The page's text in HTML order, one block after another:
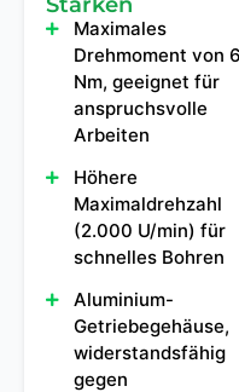
Maximales
Drehmoment von
Nm, geeignet für
anspruchsvolle
Arbeiten
Höhere
Maximaldrehzahl
(2.000 U/min) für
schnelles Bohren
Aluminium-
Getriebegehäuse,
widerstandsfähig
gegen